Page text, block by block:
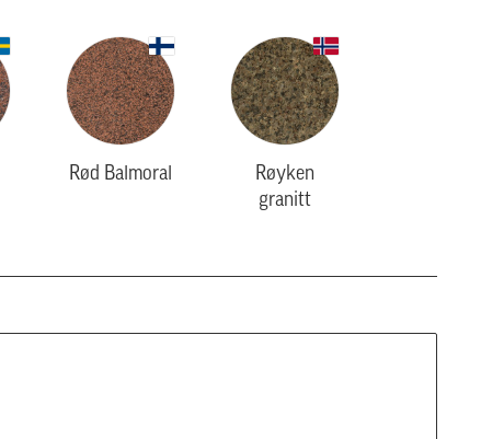
Rød Balmoral
Røyken
granitt